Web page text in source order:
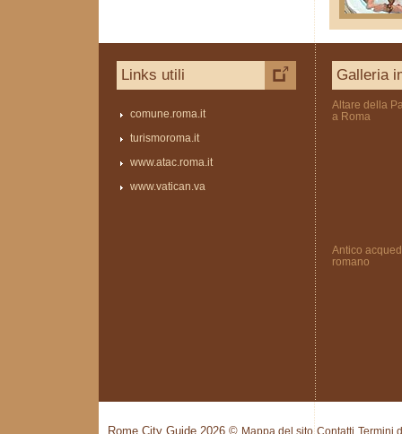
Links utili
comune.roma.it
turismoroma.it
www.atac.roma.it
www.vatican.va
Galleria
Altare della
a Roma
Antico
romano
Rome City Guide 2026 ©